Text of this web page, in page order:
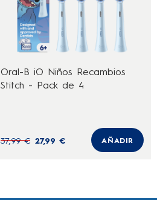
Oral-B iO Niños Recambios
Stitch - Pack de 4
37,99 € 27,99 € AÑADIR